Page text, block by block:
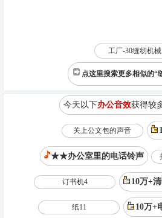
工厂-30缝纫机械
点这里搜索更多相似的“
今天以下办公音效获得较
关上公文包的声音
★★办公室里的电话铃声
订书机4 10万+
纸11 10万+